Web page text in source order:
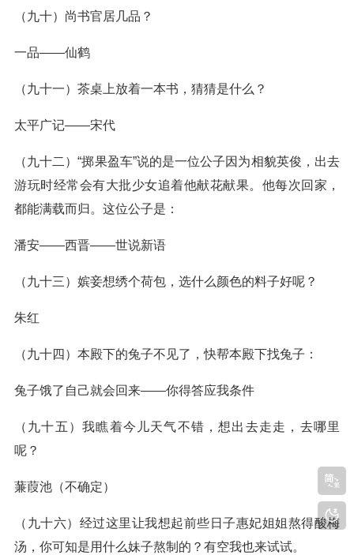
（九十）尚书官居几品？
一品——仙鹤
（九十一）茶桌上放着一本书，猜猜是什么？
太平广记——宋代
（九十二）“掷果盈车”说的是一位公子因为相貌英俊，出去
游玩时经常会有大批少女追着他献花献果。他每次回家，
都能满载而归。这位公子是：
潘安——西晋——世说新语
（九十三）嫔妾想绣个荷包，选什么颜色的料子好呢？
朱红
（九十四）本殿下的兔子不见了，快帮本殿下找兔子：
兔子饿了自己就会回来——你得答应我条件
（九十五）我瞧着今儿天气不错，想出去走走，去哪里
呢？
蒹葭池（不确定）
（九十六）经过这里让我想起前些日子惠妃姐姐熬得酸梅
汤，你可知是用什么妹子熬制的？有空我也来试试。